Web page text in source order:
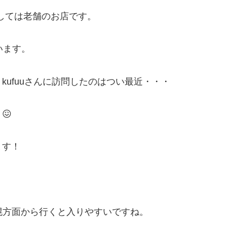
は老舗のお店です。
す。
さんに訪問したのはつい最近・・・
😖
！
面から行くと入りやすいですね。